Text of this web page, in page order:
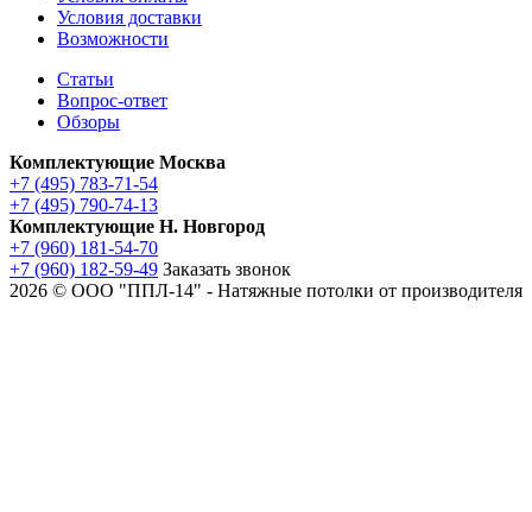
Условия доставки
Возможности
Статьи
Вопрос-ответ
Обзоры
Комплектующие Москва
+7 (495) 783-71-54
+7 (495) 790-74-13
Комплектующие Н. Новгород
+7 (960) 181-54-70
+7 (960) 182-59-49 Заказать звонок
2026 © ООО "ППЛ-14" - Натяжные потолки от производителя